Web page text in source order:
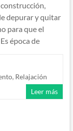
depurar y quitar
para que el
época de
, Relajación
Leer más